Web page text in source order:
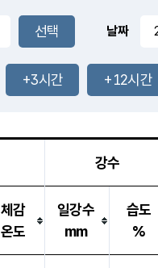
-mm
-mm
36.8℃
1.7m/s
-mm
날짜
+3시간 +12시간
강수
체감
온도
일강수
mm
습도
%